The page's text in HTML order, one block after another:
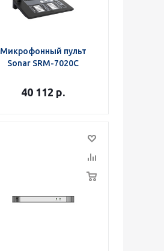
Микрофонный пульт
Sonar SRM-7020C
40 112 р.